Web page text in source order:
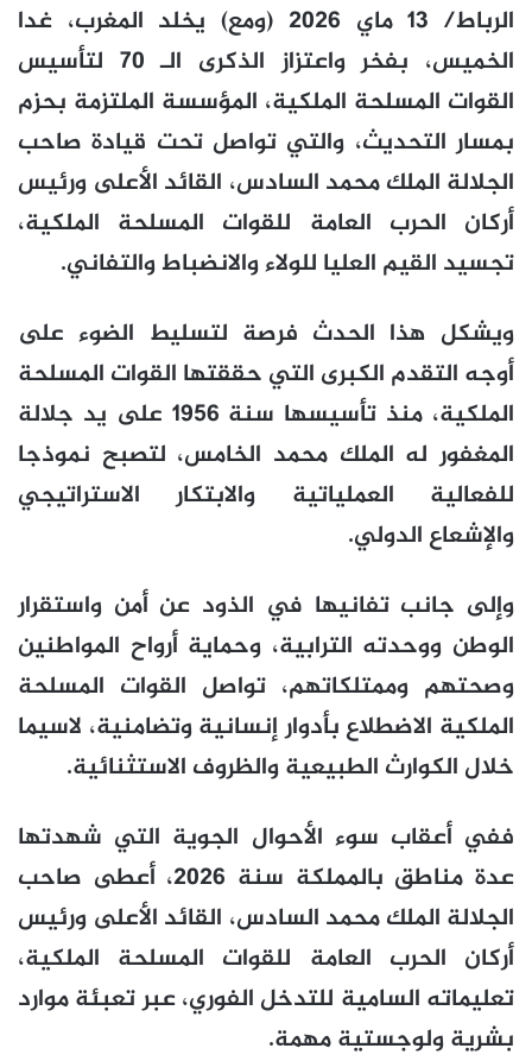
الرباط/ 13 ماي 2026 (ومع) يخلد المغرب، غدا
الخميس، بفخر واعتزاز الذكرى الـ 70 لتأسيس
القوات المسلحة الملكية، المؤسسة الملتزمة بحزم
بمسار التحديث، والتي تواصل تحت قيادة صاحب
الجلالة الملك محمد السادس، القائد الأعلى ورئيس
أركان الحرب العامة للقوات المسلحة الملكية،
تجسيد القيم العليا للولاء والانضباط والتفاني.
ويشكل هذا الحدث فرصة لتسليط الضوء على
أوجه التقدم الكبرى التي حققتها القوات المسلحة
الملكية، منذ تأسيسها سنة 1956 على يد جلالة
المغفور له الملك محمد الخامس، لتصبح نموذجا
للفعالية العملياتية والابتكار الاستراتيجي
والإشعاع الدولي.
وإلى جانب تفانيها في الذود عن أمن واستقرار
الوطن ووحدته الترابية، وحماية أرواح المواطنين
وصحتهم وممتلكاتهم، تواصل القوات المسلحة
الملكية الاضطلاع بأدوار إنسانية وتضامنية، لاسيما
خلال الكوارث الطبيعية والظروف الاستثنائية.
ففي أعقاب سوء الأحوال الجوية التي شهدتها
عدة مناطق بالمملكة سنة 2026، أعطى صاحب
الجلالة الملك محمد السادس، القائد الأعلى ورئيس
أركان الحرب العامة للقوات المسلحة الملكية،
تعليماته السامية للتدخل الفوري، عبر تعبئة موارد
بشرية ولوجستية مهمة.